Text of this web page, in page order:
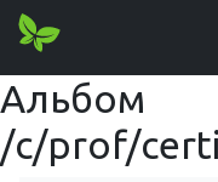
Альбом
/c/prof/